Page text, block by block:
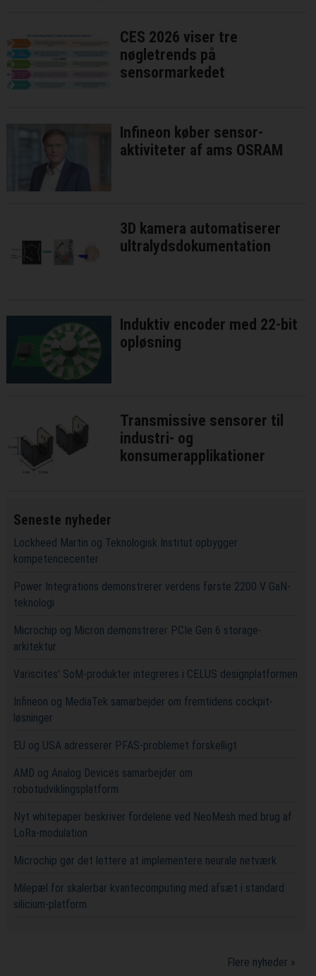
CES 2026 viser tre
nøgletrends på
sensormarkedet
Infineon køber sensor-
aktiviteter af ams OSRAM
3D kamera automatiserer
ultralydsdokumentation
Induktiv encoder med 22-bit
opløsning
Transmissive sensorer til
industri- og
konsumerapplikationer
Seneste nyheder
Lockheed Martin og Teknologisk Institut opbygger
kompetencecenter
Power Integrations demonstrerer verdens første 2200 V GaN-
teknologi
Microchip og Micron demonstrerer PCIe Gen 6 storage-
arkitektur
Variscites' SoM-produkter integreres i CELUS designplatformen
Infineon og MediaTek samarbejder om fremtidens cockpit-
løsninger
EU og USA adresserer PFAS-problemet forskelligt
AMD og Analog Devices samarbejder om
robotudviklingsplatform
Nyt whitepaper beskriver fordelene ved NeoMesh med brug af
LoRa-modulation
Microchip gør det lettere at implementere neurale netværk
Milepæl for skalerbar kvantecomputing med afsæt i standard
silicium-platform
Flere nyheder »